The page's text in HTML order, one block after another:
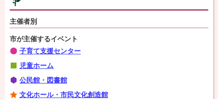
主催者別
市が主催するイベント
子育て支援センター
児童ホーム
公民館・図書館
文化ホール・市民文化創造館